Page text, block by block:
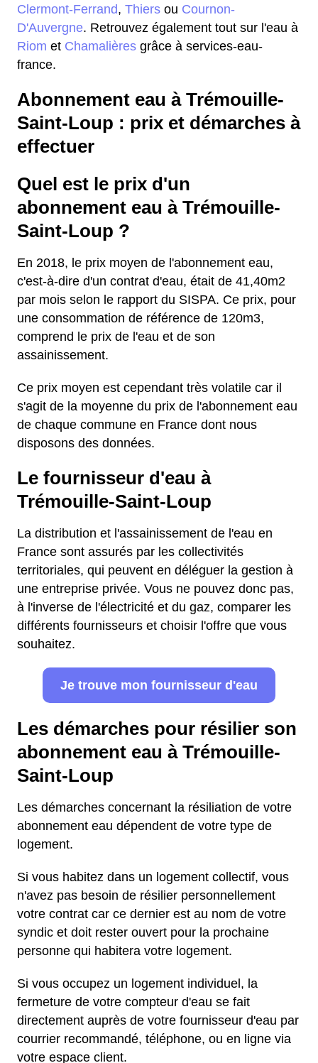
Clermont-Ferrand, Thiers ou Cournon-
D'Auvergne. Retrouvez également tout sur l'eau à
Riom et Chamalières grâce à services-eau-
france.
Abonnement eau à Trémouille-
Saint-Loup : prix et démarches à
effectuer
Quel est le prix d'un
abonnement eau à Trémouille-
Saint-Loup ?
En 2018, le prix moyen de l'abonnement eau,
c'est-à-dire d'un contrat d'eau, était de 41,40m2
par mois selon le rapport du SISPA. Ce prix, pour
une consommation de référence de 120m3,
comprend le prix de l'eau et de son
assainissement.
Ce prix moyen est cependant très volatile car il
s'agit de la moyenne du prix de l'abonnement eau
de chaque commune en France dont nous
disposons des données.
Le fournisseur d'eau à
Trémouille-Saint-Loup
La distribution et l'assainissement de l'eau en
France sont assurés par les collectivités
territoriales, qui peuvent en déléguer la gestion à
une entreprise privée. Vous ne pouvez donc pas,
à l'inverse de l'électricité et du gaz, comparer les
différents fournisseurs et choisir l'offre que vous
souhaitez.
Je trouve mon fournisseur d'eau
Les démarches pour résilier son
abonnement eau à Trémouille-
Saint-Loup
Les démarches concernant la résiliation de votre
abonnement eau dépendent de votre type de
logement.
Si vous habitez dans un logement collectif, vous
n'avez pas besoin de résilier personnellement
votre contrat car ce dernier est au nom de votre
syndic et doit rester ouvert pour la prochaine
personne qui habitera votre logement.
Si vous occupez un logement individuel, la
fermeture de votre compteur d'eau se fait
directement auprès de votre fournisseur d'eau par
courrier recommandé, téléphone, ou en ligne via
votre espace client.